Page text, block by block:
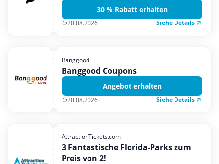
30 % Rabatt erhalten
20.08.2026 Siehe Details
Banggood
Banggood Coupons
Angebot erhalten
20.08.2026 Siehe Details
AttractionTickets.com
3 Fantastische Florida-Parks zum
Preis von 2!